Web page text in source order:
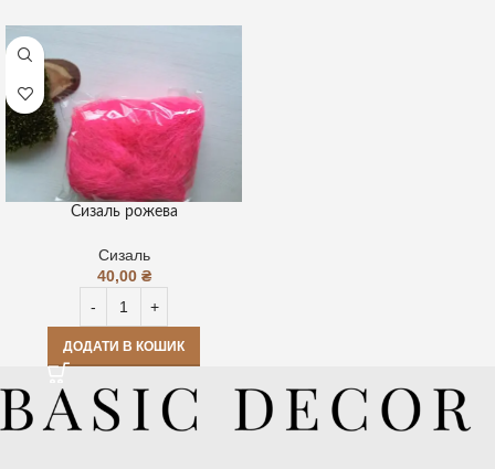
Сизаль рожева
Сизаль
40,00 ₴
ДОДАТИ В КОШИК